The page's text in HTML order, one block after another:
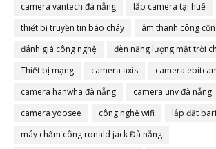
camera vantech đà nẵng
lắp camera tại huế
thiết bị truyền tin báo cháy
âm thanh công
đánh giá công nghệ
đèn năng lượng mặt trời
Thiết bị mạng
camera axis
camera
camera hanwha đà nẵng
camera unv đà nẵng
camera yoosee
công nghệ wifi
lắp đặt
máy chấm công ronald jack Đà nẵng